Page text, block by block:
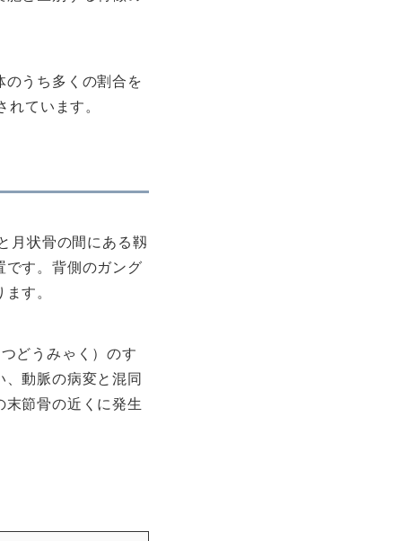
うち多くの割合を
ています。
月状骨の間にある靱
です。背側のガング
す。
どうみゃく）のす
動脈の病変と混同
節骨の近くに発生